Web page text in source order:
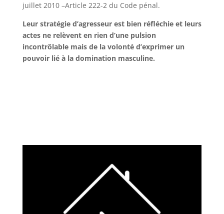
juillet 2010 –Article 222-2 du Code pénal.
Leur stratégie d’agresseur est bien réfléchie et leurs
actes ne relèvent en rien d’une pulsion
incontrôlable mais de la volonté d’exprimer un
pouvoir lié à la domination masculine.